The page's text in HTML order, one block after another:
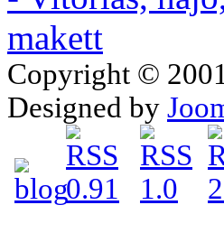
Copyright ©
Designed by